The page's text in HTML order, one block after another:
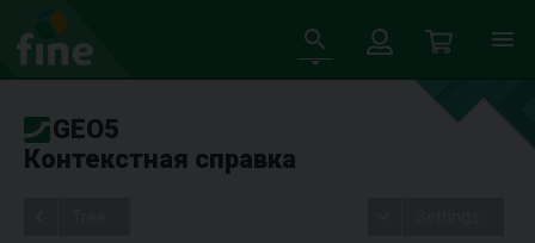
GEO5
Контекстная справка